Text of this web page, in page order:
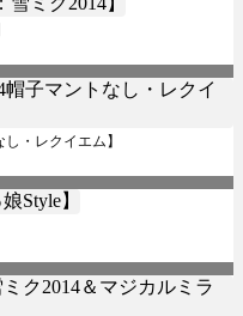
し・レクイエム】